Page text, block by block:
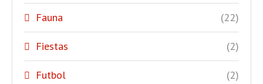
Fauna (22)
Fiestas (2)
Futbol (2)